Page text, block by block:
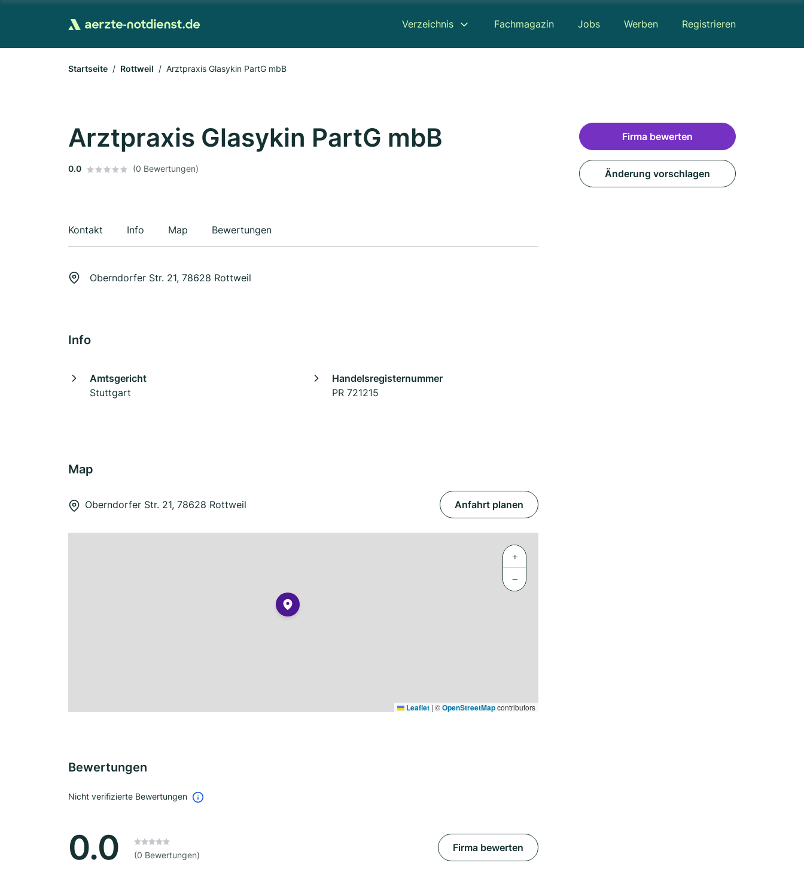
Verzeichnis Fachmagazin Jobs Werben Registrieren
Startseite Rottweil Arztpraxis Glasykin PartG mbB
Arztpraxis Glasykin PartG mbB
0.0 (0 Bewertungen)
Kontakt Info Map Bewertungen
Oberndorfer Str. 21, 78628 Rottweil
Info
Amtsgericht
Stuttgart
Handelsregisternummer
PR 721215
Map
Oberndorfer Str. 21, 78628 Rottweil Anfahrt planen
+
−
Leaflet | ©OpenStreetMapcontributors
Bewertungen
Nicht verifizierte Bewertungen
0.0 (0 Bewertungen)
Firma bewerten
Firma bewerten
Änderung vorschlagen